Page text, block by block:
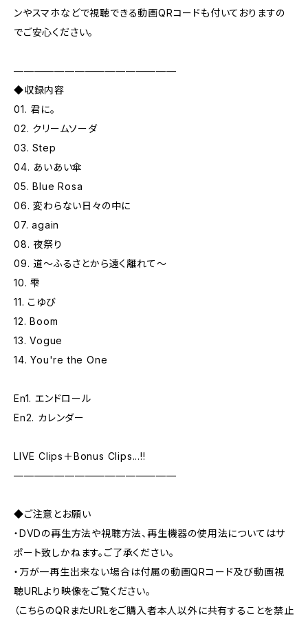
ンやスマホなどで視聴できる動画QRコードも付いておりますの
でご安心ください。
————————————————
◆収録内容
01. 君に。
02. クリームソーダ
03. Step
04. あいあい傘
05. Blue Rosa
06. 変わらない日々の中に
07. again
08. 夜祭り
09. 道〜ふるさとから遠く離れて〜
10. 雫
11. こゆび
12. Boom
13. Vogue
14. You're the One
En1. エンドロール
En2. カレンダー
LIVE Clips＋Bonus Clips...!!
————————————————
◆ご注意とお願い
・DVDの再生方法や視聴方法、再生機器の使用法についてはサ
ポート致しかねます。ご了承ください。
・万が一再生出来ない場合は付属の動画QRコード及び動画視
聴URLより映像をご覧ください。
（こちらのQRまたURLをご購入者本人以外に共有することを禁止